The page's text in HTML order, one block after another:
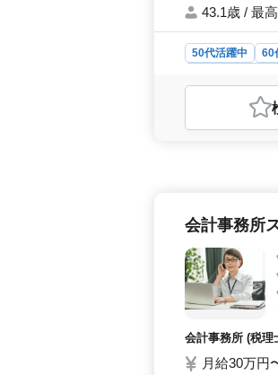
43.1歳 / 最
50代活躍中 60
おすすめポ
＜柔軟な勤務体系＞ 週3日から勤務可能で、完全週休二日制や長期休暇が整
ルできる環境が
＞ 社会保険完備で雇用・労災・健康・厚生年金に加入できるため、安心して働けます。時給
職場で、少人数
会計事務所
会計事務所 (税理
月給30万円